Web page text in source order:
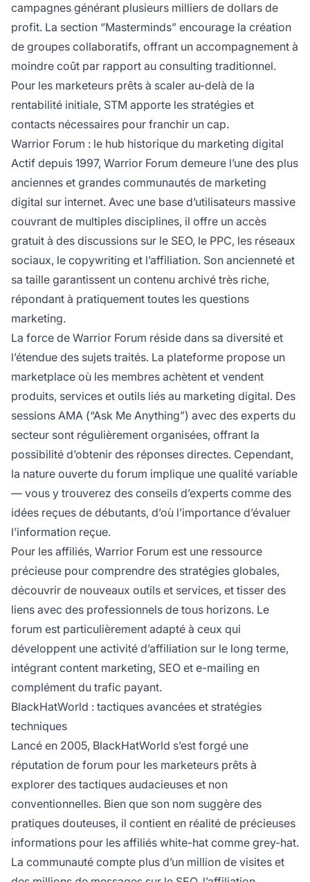
campagnes générant plusieurs milliers de dollars de
profit. La section “Masterminds” encourage la création
de groupes collaboratifs, offrant un accompagnement à
moindre coût par rapport au consulting traditionnel.
Pour les marketeurs prêts à scaler au-delà de la
rentabilité initiale, STM apporte les stratégies et
contacts nécessaires pour franchir un cap.
Warrior Forum : le hub historique du marketing digital
Actif depuis 1997, Warrior Forum demeure l’une des plus
anciennes et grandes communautés de marketing
digital sur internet. Avec une base d’utilisateurs massive
couvrant de multiples disciplines, il offre un accès
gratuit à des discussions sur le SEO, le PPC, les réseaux
sociaux, le copywriting et l’affiliation. Son ancienneté et
sa taille garantissent un contenu archivé très riche,
répondant à pratiquement toutes les questions
marketing.
La force de Warrior Forum réside dans sa diversité et
l’étendue des sujets traités. La plateforme propose un
marketplace où les membres achètent et vendent
produits, services et outils liés au marketing digital. Des
sessions AMA (“Ask Me Anything”) avec des experts du
secteur sont régulièrement organisées, offrant la
possibilité d’obtenir des réponses directes. Cependant,
la nature ouverte du forum implique une qualité variable
— vous y trouverez des conseils d’experts comme des
idées reçues de débutants, d’où l’importance d’évaluer
l’information reçue.
Pour les affiliés, Warrior Forum est une ressource
précieuse pour comprendre des stratégies globales,
découvrir de nouveaux outils et services, et tisser des
liens avec des professionnels de tous horizons. Le
forum est particulièrement adapté à ceux qui
développent une activité d’affiliation sur le long terme,
intégrant content marketing, SEO et e-mailing en
complément du trafic payant.
BlackHatWorld : tactiques avancées et stratégies
techniques
Lancé en 2005, BlackHatWorld s’est forgé une
réputation de forum pour les marketeurs prêts à
explorer des tactiques audacieuses et non
conventionnelles. Bien que son nom suggère des
pratiques douteuses, il contient en réalité de précieuses
informations pour les affiliés white-hat comme grey-hat.
La communauté compte plus d’un million de visites et